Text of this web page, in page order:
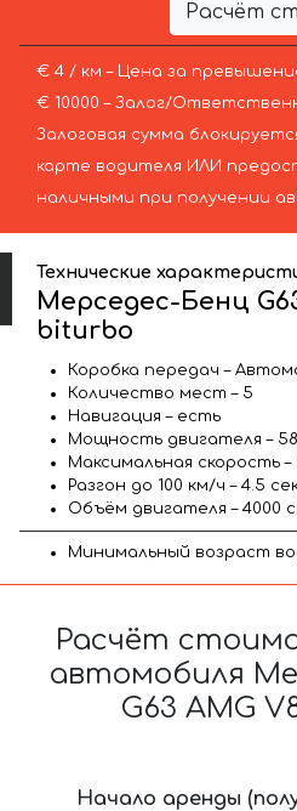
Расчёт
€ 4 / км – Цена за
€ 10000 – Залог/
Залоговая сумма
карте водителя ИЛИ
наличными при получении
Технические
Мерседес-Бенц
biturbo
Коробка передач –
Количество мест – 5
Навигация – есть
Мощность двигателя –
Максимальная скорость –
Разгон до 100 км/ч – 4.5
Объём двигателя – 4000
Минимальный возраст
Расчёт
автомобиля
G63 AMG
Начало аренды